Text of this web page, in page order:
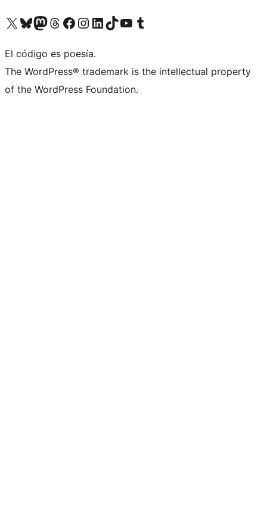
Visita nuestra cuenta de X (anteriormente Twitter)
Visita nuestra cuenta de Bluesky
Visita nuestra cuenta de Mastodon
Visita nuestra cuenta de Threads
Visita nuestra página de Facebook
Visita nuestra cuenta de Instagram
Visita nuestra cuenta de LinkedIn
Visita nuestra cuenta de TikTok
Visita nuestro canal de YouTube
Visita nuestra cuenta de Tumblr
El código es poesía.
The WordPress® trademark is the intellectual property
of the WordPress Foundation.